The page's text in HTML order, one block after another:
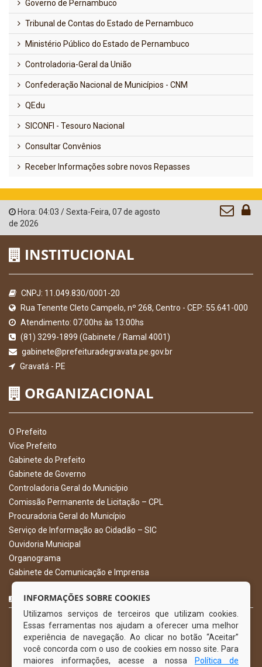
Governo de Pernambuco
Tribunal de Contas do Estado de Pernambuco
Ministério Público do Estado de Pernambuco
Controladoria-Geral da União
Confederação Nacional de Municípios - CNM
QEdu
SICONFI - Tesouro Nacional
Consultar Convênios
Receber Informações sobre novos Repasses
Hora: 04:03 /Sexta-Feira, 07 de agosto
de 2026
INSTITUCIONAL
CNPJ: 11.049.830/0001-20
Rua Tenente Cleto Campelo, nº 268, Centro - CEP: 55.641-000
Atendimento: 07:00hs às 13:00hs
(81) 3299-1899 (Gabinete / Ramal 4001)
gabinete@prefeituradegravata.pe.gov.br
Gravatá - PE
ORGANIZACIONAL
O Prefeito
Vice Prefeito
Gabinete do Prefeito
Gabinete de Governo
Controladoria Geral do Município
Comissão Permanente de Licitação – CPL
Procuradoria Geral do Município
Serviço de Informação ao Cidadão – SIC
Ouvidoria Municipal
Organograma
Gabinete de Comunicação e Imprensa
CURTA NOSSA FAN PAGE
INFORMAÇÕES SOBRE COOKIES
Utilizamos serviços de terceiros que utilizam cookies.
Essas ferramentas nos ajudam a oferecer uma melhor
experiência de navegação. Ao clicar no botão “Aceitar”
você concorda com o uso de cookies em nosso site. Para
maiores informações, acesse a nossa
Política de